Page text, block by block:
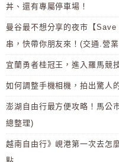
丼、還有專屬停車場！
曼谷最不想分享的夜市【
串，快帶你朋友來！(交通.營
宜蘭勇者桂冠王，進入羅馬競
如何調整手機相機，拍出驚人
澎湖自由行最方便攻略！馬公
總整理)
越南自由行》峴港第一次去怎